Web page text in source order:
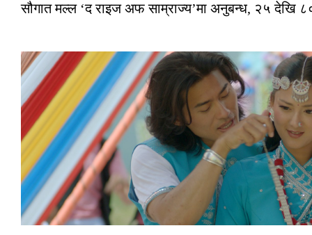
सौगात मल्ल ‘द राइज अफ साम्राज्य’मा अनुबन्ध, २५ देखि